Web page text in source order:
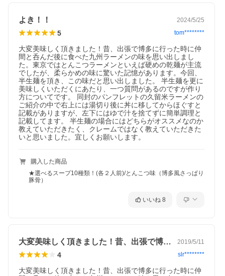
よき！！ 2024/5/25
5 tom********
大変美味しく頂きました！昔、出張で博多に行った時に仲
間と呑んだ後に食べた九州ラーメンの味を思い出しまし
た。東京ではとんこつラーメンといえば硬めの乾麺が主流
でしたが、柔らかめの味に驚いた記憶があります。今回、
半生麺を頂き、この味だと思い出しました。 半生麺を更に
美味しくいただくにあたり、一つ質問があるのですが作り
方についてです。 同封のパンフレットの久留米ラーメンの
ご紹介の中で右上には湯切り後に丼に移してからほぐすと
記載がありますが、左下にはゆで汁を捨てずに簡単調理と
記載してます。 半生麺の場合にはどちらがオススメなのか
教えていただきたく、クレームではなく教えていただきた
いと思いました。宜しくお願いします。
購入した商品
★選べるスープ10種類！(各２人前)/とんこつ味（博多風さっぱり
豚骨）
いいね 8
大変美味しく頂きました！昔、出張で博多… 2019/5/11
4 slr********
大変美味しく頂きました！昔、出張で博多に行った時に仲